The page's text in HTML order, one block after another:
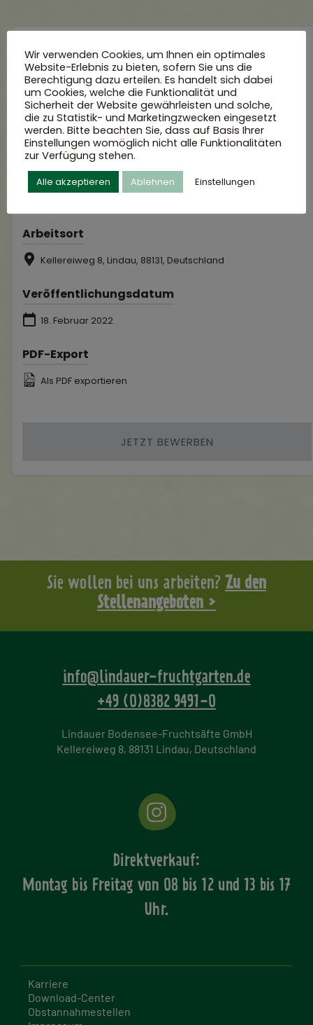
Arbeitgeber
Arbeitspensum
Arbeitsort
Kellereiweg 8, Lindau, 88131, Deutschland
Veröffentlichungsdatum
18. Februar 2022
PDF-Export
Als PDF exportieren
JETZT BEWERBEN
Sie wollen bei uns arbeiten? Zu den
Stellenangeboten >
info@lindauer-fruchtgarten.de
+49 (0)8382 9491-0
Lindauer Bodensee-Fruchtsäfte GmbH
Kellereiweg 8, 88131 Lindau, Deutschland
Direktverkauf:
Montag bis Freitag von 08 bis 12 und 13 bis 17
Uhr.
Karriere
Download-Center
Obstannahmestellen
Wir verwenden Cookies, um Ihnen ein optimales
Website-Erlebnis zu bieten, sofern Sie uns die
Berechtigung dazu erteilen. Es handelt sich dabei
um Cookies, welche die Funktionalität und
Sicherheit der Website gewährleisten und solche,
die zu Statistik- und Marketingzwecken eingesetzt
werden. Bitte beachten Sie, dass auf Basis Ihrer
Einstellungen womöglich nicht alle Funktionalitäten
zur Verfügung stehen.
Alle akzeptieren Ablehnen Einstellungen